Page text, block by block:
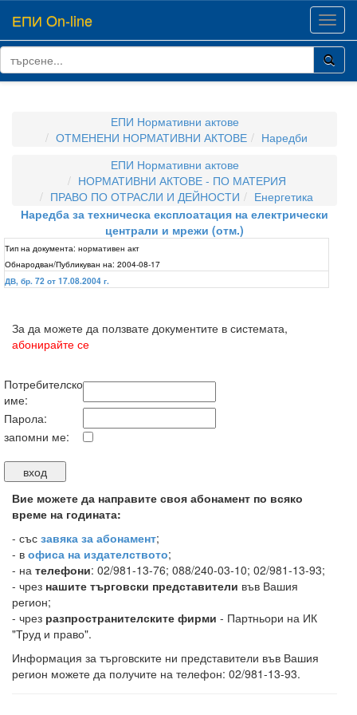
ЕПИ On-line
ЕПИ Нормативни актове
ОТМЕНЕНИ НОРМАТИВНИ АКТОВЕ
Наредби
ЕПИ Нормативни актове
НОРМАТИВНИ АКТОВЕ - ПО МАТЕРИЯ
ПРАВО ПО ОТРАСЛИ И ДЕЙНОСТИ
Енергетика
Наредба за техническа експлоатация на електрически
централи и мрежи (отм.)
Тип на документа: нормативен акт
Обнародван/Публикуван на: 2004-08-17
ДВ, бр. 72 от 17.08.2004 г.
За да можете да ползвате документите в системата,
абонирайте се
Потребителско
име:
Парола:
запомни ме:
Вие можете да направите своя абонамент по всяко
време на годината:
- със завяка за абонамент;
- в офиса на издателството;
- на телефони: 02/981-13-76; 088/240-03-10; 02/981-13-93;
- чрез нашите търговски представители във Вашия
регион;
- чрез разпространителските фирми - Партньори на ИК
"Труд и право".
Информация за търговските ни представители във Вашия
регион можете да получите на телефон: 02/981-13-93.